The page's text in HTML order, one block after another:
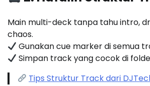
Main multi-deck tanpa tahu intro,
chaos.
Gunakan cue marker di semua
Simpan track yang cocok di
Tips Struktur Track dari